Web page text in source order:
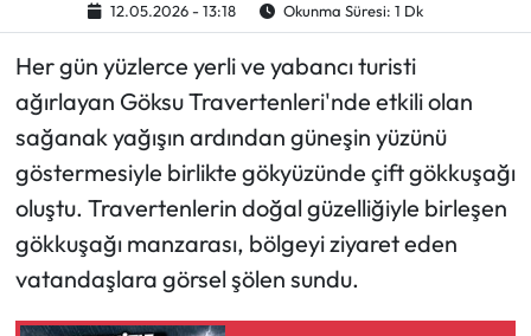
12.05.2026 - 13:18 Okunma Süresi: 1 Dk
Her gün yüzlerce yerli ve yabancı turisti
ağırlayan Göksu Travertenleri'nde etkili olan
sağanak yağışın ardından güneşin yüzünü
göstermesiyle birlikte gökyüzünde çift gökkuşağı
oluştu. Travertenlerin doğal güzelliğiyle birleşen
gökkuşağı manzarası, bölgeyi ziyaret eden
vatandaşlara görsel şölen sundu.
ASTROLOJİ
Spor Yazıları
Ekonomi